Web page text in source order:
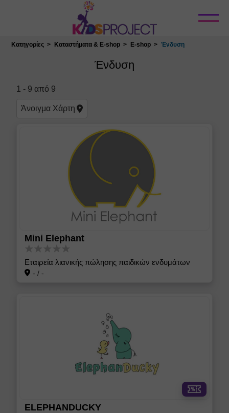
Κλείσιμο
Κατηγορίες Καταστήματα & E-shop E-shop Ένδυση
Ένδυση
1 - 9 από 9
Άνοιγμα Χάρτη
Mini Elephant
Εταιρεία λιανικής πώλησης παιδικών ενδυμάτων
- / -
ELEPHANDUCKY